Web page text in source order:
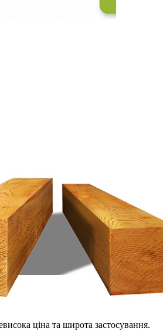
ціна та широта застосування.